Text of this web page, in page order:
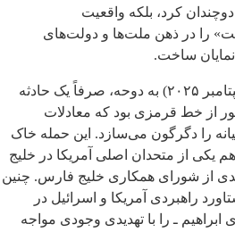
کرد، بلکه واقعیت
را در ذهن ملت‌ها و دولت‌های
ساخت.
حمله ۱۸ شهریور ۱۴۰۴ (۹ سپتامبر ۲۰۲۵) به دوحه، صرفاً یک حادثه
از خط قرمزی بود که معادلات
را دگرگون می‌سازد. این حمله خاک
یکی از متحدان اصلی آمریکا در خلیج
از شورای همکاری خلیج فارس. چنین
راهبردی آمریکا و اسرائیل در
ـ را با تهدیدی وجودی مواجه